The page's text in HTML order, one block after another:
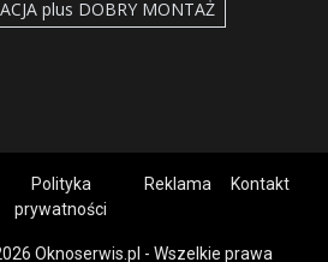
plus DOBRY MONTAŻ
Polityka
prywatności
Reklama Kontakt
Oknoserwis.pl - Wszelkie prawa